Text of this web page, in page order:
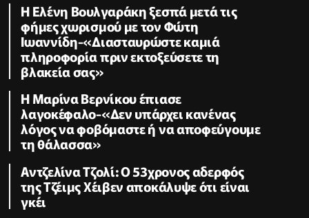
Η Ελένη Βουλγαράκη ξεσπά μετά τις
φήμες χωρισμού με τον Φώτη
Ιωαννίδη-«Διασταυρώστε καμιά
πληροφορία πριν εκτοξεύσετε τη
βλακεία σας»
Η Μαρίνα Βερνίκου έπιασε
λαγοκέφαλο-«Δεν υπάρχει κανένας
λόγος να φοβόμαστε ή να αποφεύγουμε
τη θάλασσα»
Αντζελίνα Τζολί: Ο 53χρονος αδερφός
της Τζέιμς Χέιβεν αποκάλυψε ότι είναι
γκέι